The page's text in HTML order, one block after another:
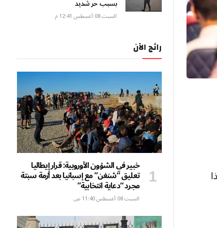
بسبب حر شديد
السبت 08 أغسطس 12:41 م
رائج الآن
خبير في الشؤون الأوروبية: قرار إيطاليا
تعليق “شنغن” مع إسبانيا بعد أزمة سبتة
مجرد “دعاية انتخابية”
السبت 08 أغسطس 11:40 ص